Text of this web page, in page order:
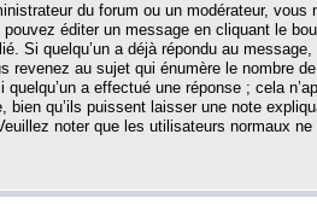
du forum ou un modérateur,
éditer un message en cliquant le
Si quelqu’un a déjà répondu au
revenez au sujet qui énumère le nombre
quelqu’un a effectué une réponse ; cela
bien qu’ils puissent laisser une note
noter que les utilisateurs normaux